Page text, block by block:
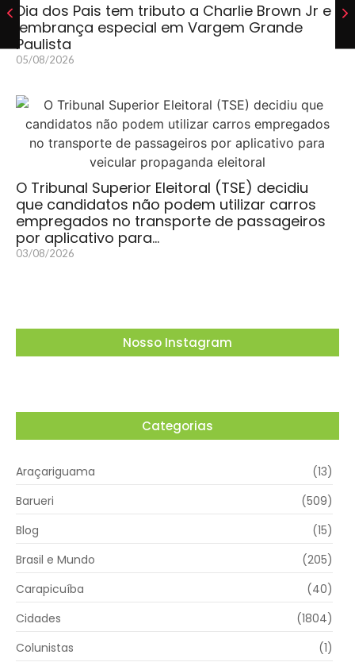
Dia dos Pais tem tributo a Charlie Brown Jr e
lembrança especial em Vargem Grande
Paulista
05/08/2026
O Tribunal Superior Eleitoral (TSE) decidiu
que candidatos não podem utilizar carros
empregados no transporte de passageiros
por aplicativo para…
03/08/2026
Nosso Instagram
Categorias
Araçariguama
(13)
Barueri
(509)
Blog
(15)
Brasil e Mundo
(205)
Carapicuíba
(40)
Cidades
(1804)
Colunistas
(1)